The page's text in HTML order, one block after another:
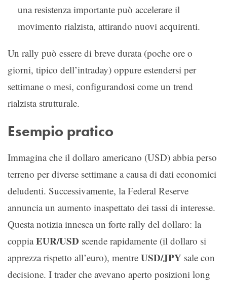
una resistenza importante può accelerare il
movimento rialzista, attirando nuovi acquirenti.
Un rally può essere di breve durata (poche ore o
giorni, tipico dell’intraday) oppure estendersi per
settimane o mesi, configurandosi come un trend
rialzista strutturale.
Esempio pratico
Immagina che il dollaro americano (USD) abbia perso
terreno per diverse settimane a causa di dati economici
deludenti. Successivamente, la Federal Reserve
annuncia un aumento inaspettato dei tassi di interesse.
Questa notizia innesca un forte rally del dollaro: la
coppiaEUR/USD scende rapidamente (il dollaro si
apprezza rispetto all’euro), mentre USD/JPY sale con
decisione. I trader che avevano aperto posizioni long